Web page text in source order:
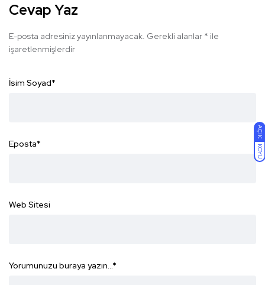
AÇIK
KOYU
Cevap Yaz
E-posta adresiniz yayınlanmayacak. Gerekli alanlar * ile
işaretlenmişlerdir
İsim Soyad*
Eposta*
Web Sitesi
Yorumunuzu buraya yazın...*